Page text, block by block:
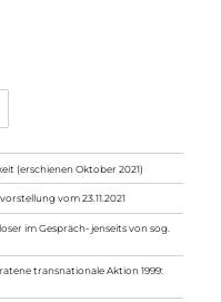
(erschienen Oktober 2021)
vom 23.11.2021
im Gespräch- jenseits von sog.
transnationale Aktion 1999: